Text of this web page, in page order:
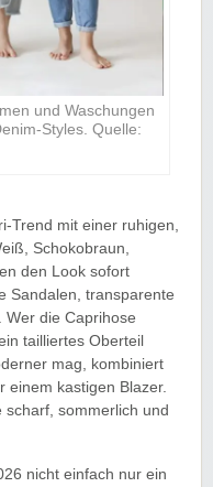
und Waschungen
Styles. Quelle:
Trend mit einer ruhigen,
Schokobraun,
den Look sofort
Sandalen, transparente
Wer die Caprihose
tailliertes Oberteil
mag, kombiniert
einem kastigen Blazer.
scharf, sommerlich und
nicht einfach nur ein